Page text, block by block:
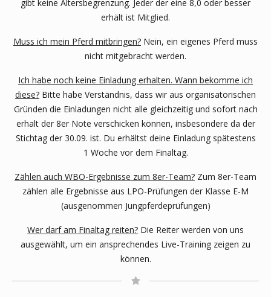
gibt keine Altersbegrenzung. Jeder der eine 8,0 oder besser
erhält ist Mitglied.
Muss ich mein Pferd mitbringen? Nein, ein eigenes Pferd muss
nicht mitgebracht werden.
Ich habe noch keine Einladung erhalten. Wann bekomme ich
diese? Bitte habe Verständnis, dass wir aus organisatorischen
Gründen die Einladungen nicht alle gleichzeitig und sofort nach
erhalt der 8er Note verschicken können, insbesondere da der
Stichtag der 30.09. ist. Du erhältst deine Einladung spätestens
1 Woche vor dem Finaltag.
Zählen auch WBO-Ergebnisse zum 8er-Team? Zum 8er-Team
zählen alle Ergebnisse aus LPO-Prüfungen der Klasse E-M
(ausgenommen Jungpferdeprüfungen)
Wer darf am Finaltag reiten? Die Reiter werden von uns
ausgewählt, um ein ansprechendes Live-Training zeigen zu
können.